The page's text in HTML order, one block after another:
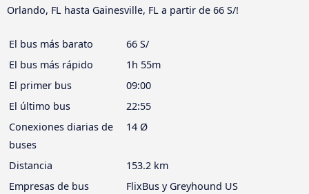
Orlando, FL hasta Gainesville, FL a partir de 66 S/!
El bus más barato
66 S/
El bus más rápido
1h 55m
El primer bus
09:00
El último bus
22:55
Conexiones diarias de
buses
14 Ø
Distancia
153.2 km
Empresas de bus
FlixBus y Greyhound US